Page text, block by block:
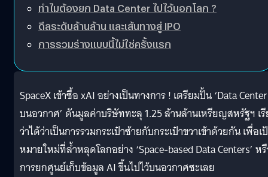
ทำไมต้องยก Data Center ไปไว้นอกโลก ?
ดีลระดับล้านล้าน และเส้นทางสู่ IPO
การรวมร่างแบบนี้ไม่ใช่ครั้งแรก
SpaceX เข้าซื้อ xAI อย่างเป็นทางการ ! เตรียมปั้น ‘Data Center
บนอวกาศ’ ดันมูลค่าบริษัททะลุ 1.25 ล้านล้านเหรียญสหรัฐฯ​ เ
ว่าได้ว่าเป็นการรวมกระเป๋าซ้ายกับกระเป๋าขวาเข้าด้วยกัน เพื่อเ
หมายใหม่ที่ล้ำหลุดโลกอย่าง ‘Space-based Data Centers’ ห
การยกศูนย์เก็บข้อมูล AI ขึ้นไปไว้บนอวกาศซะเลย